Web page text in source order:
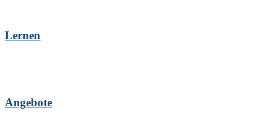
Lernen
Angebote